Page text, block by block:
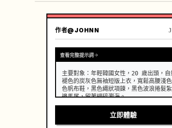
作者@JOHNN
查看完整提示詞
主要對象：年輕韓國女性，20 歲出頭，自
褪色的炭灰色無袖短版上衣，寬鬆高腰淺
色帆布鞋，黑色繩狀項鍊，黑色波浪捲髮
邊馬尾，留著細碎瀏海。 …
立即體驗